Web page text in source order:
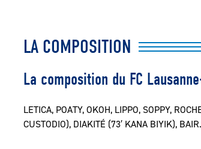
LA COMPOSITION
La composition du FC
LETICA, POATY, OKOH, LIPPO, SOPPY,
CUSTODIO), DIAKITÉ (73′ KANA BIYIK), BAIR.